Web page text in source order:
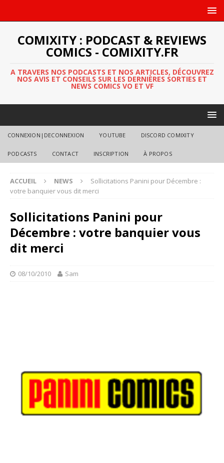
COMIXITY : PODCAST & REVIEWS
COMICS - COMIXITY.FR
A TRAVERS NOS PODCASTS ET NOS ARTICLES, DÉCOUVREZ
NOS AVIS ET CONSEILS SUR LES DERNIÈRES SORTIES ET
NEWS COMICS VO ET VF
CONNEXION|DECONNEXION YOUTUBE DISCORD COMIXITY
PODCASTS CONTACT INSCRIPTION À PROPOS
ACCUEIL NEWS
Sollicitations Panini pour Décembre :
votre banquier vous dit merci
Sollicitations Panini pour
Décembre : votre banquier vous
dit merci
08/10/2010 Sam